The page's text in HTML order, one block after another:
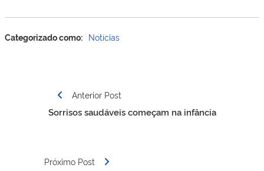
Categorizado como: Notícias
NavegaçãoAnterior Post
Sorrisos saudáveis começam na infância
Próximo Post